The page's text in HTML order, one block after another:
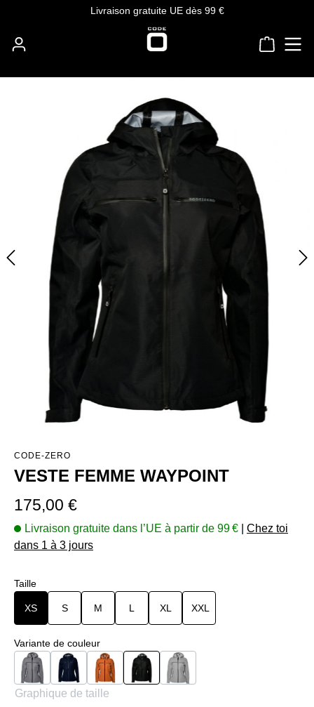
Passer au contenu principalLivraison gratuite UE dès 99 €
Le
CODE-ZERO
VESTE FEMME WAYPOINT
Prix régulier :
175,00 €
Livraison gratuite dans l’UE à partir de 99 €
Chez toi
dans 1 à 3 jours
Sélectionnez
Taille
XS S M L XL XXL
Sélectionnez
Variante de couleur
CharcoalNavy Orange Noir Gris
Graphique de taille